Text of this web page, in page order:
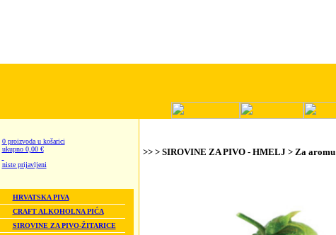
0 proizvoda u košarici
ukupno 0,00 €
niste prijavljeni
HRVATSKA PIVA
CRAFT ALKOHOLNA PIĆA
SIROVINE ZA PIVO-ŽITARICE
>> > SIROVINE ZA PIVO - HMELJ > Za aromu